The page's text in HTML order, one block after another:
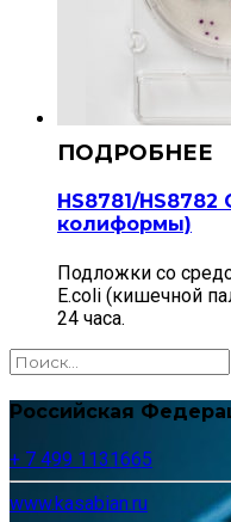
HS8781/
колиформы)
Подложки со
E.coli (кишечной
24 часа.
Российская
+ 7 499 1131665
www.kasabian.ru